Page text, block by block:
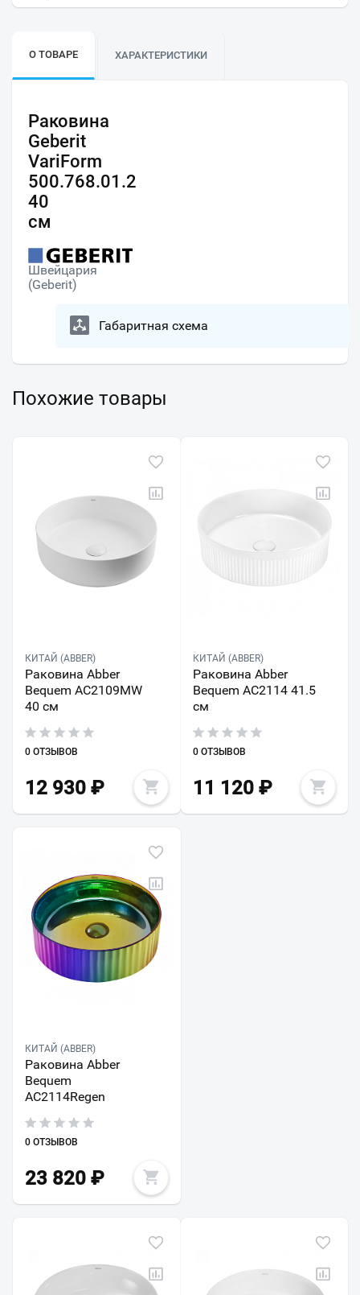
О ТОВАРЕ ХАРАКТЕРИСТИКИ
Раковина
Geberit
VariForm
500.768.01.2
40
см
Швейцария
(Geberit)
Габаритная схема
Похожие товары
КИТАЙ (ABBER)
Раковина Abber
Bequem AC2109MW
40 см
0 ОТЗЫВОВ
12 930 ₽
КИТАЙ (ABBER)
Раковина Abber
Bequem AC2114 41.5
см
0 ОТЗЫВОВ
11 120₽
КИТАЙ (ABBER)
Раковина Abber
Bequem
AC2114Regen
0 ОТЗЫВОВ
23 820 ₽